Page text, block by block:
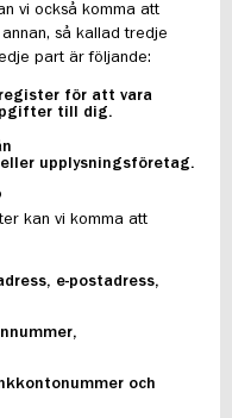
vi också komma att
så kallad tredje
part är följande:
för att vara
till dig.
upplysningsföretag.
kan vi komma att
e-postadress,
och